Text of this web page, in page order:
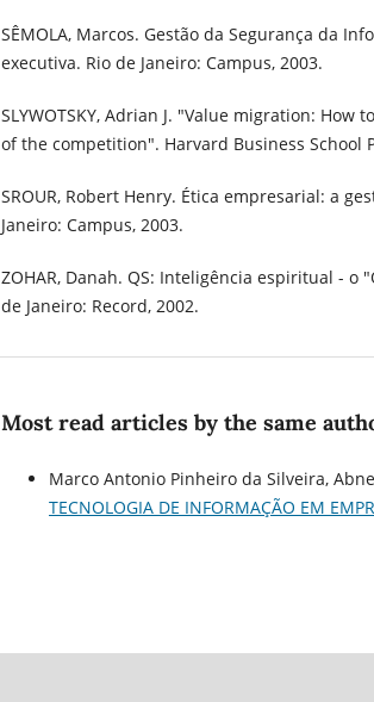
SÊMOLA, Marcos. Gestão da Segurança da
executiva. Rio de Janeiro: Campus, 2003.
SLYWOTSKY, Adrian J. "Value migration: How
of the competition". Harvard Business School
SROUR, Robert Henry. Ética empresarial: a
Janeiro: Campus, 2003.
ZOHAR, Danah. QS: Inteligência espiritual - o
de Janeiro: Record, 2002.
Most read articles by the same
Marco Antonio Pinheiro da Silveira,
TECNOLOGIA DE INFORMAÇÃO EM